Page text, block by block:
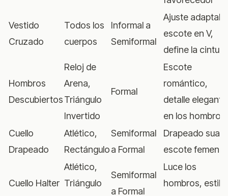
Vestido
Cruzado
Todos los
cuerpos
Informal a
Semiformal
Ajuste
escote en V,
define la cintura
Hombros
Descubiertos
Reloj de
Arena,
Triángulo
Invertido
Formal
Escote
romántico,
detalle elegante
en los hombros
Cuello
Drapeado
Atlético,
Rectángulo
Semiformal
a Formal
Drapeado
escote
Cuello Halter
Atlético,
Triángulo
Semiformal
a Formal
Luce los
hombros,